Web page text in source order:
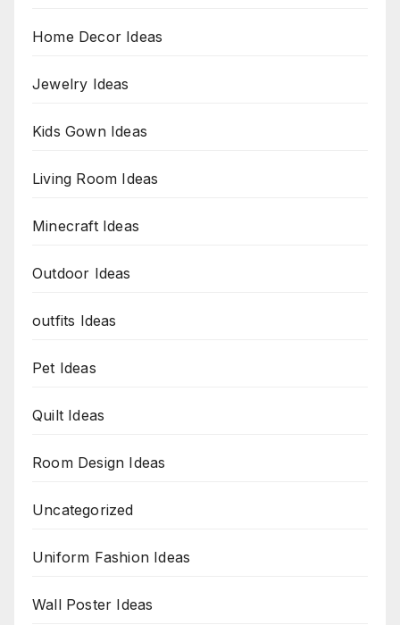
Home Decor Ideas
Jewelry Ideas
Kids Gown Ideas
Living Room Ideas
Minecraft Ideas
Outdoor Ideas
outfits Ideas
Pet Ideas
Quilt Ideas
Room Design Ideas
Uncategorized
Uniform Fashion Ideas
Wall Poster Ideas